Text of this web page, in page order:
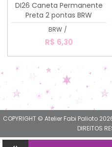
DI26 Caneta Permanente
Preta 2 pontas BRW
BRW /
R$ 6,30
COPYRIGHT © Atelier Fabi Palioto
DIREITOS